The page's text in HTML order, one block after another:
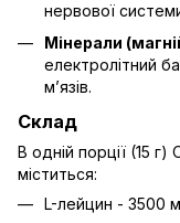
нервової
Мінерали
електролітний
м’язів.
Склад
В одній порції (15
міститься:
L-лейцин - 3500